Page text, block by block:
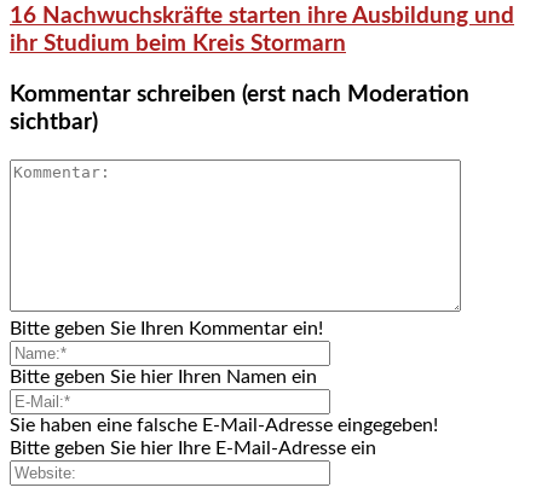
16 Nachwuchskräfte starten ihre Ausbildung und
ihr Studium beim Kreis Stormarn
Kommentar schreiben (erst nach Moderation
sichtbar)
Bitte geben Sie Ihren Kommentar ein!
Bitte geben Sie hier Ihren Namen ein
Sie haben eine falsche E-Mail-Adresse eingegeben!
Bitte geben Sie hier Ihre E-Mail-Adresse ein